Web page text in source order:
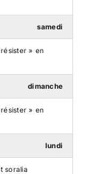
samedi
» en
dimanche
» en
lundi
soralia